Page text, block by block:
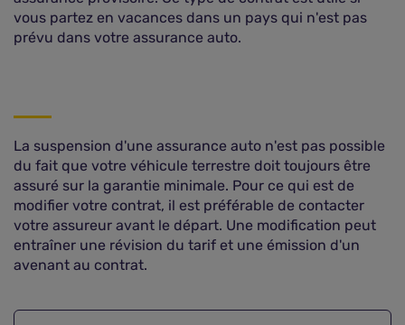
vous partez en vacances dans un pays qui n'est pas
prévu dans votre assurance auto.
La suspension d'une assurance auto n'est pas possible
du fait que votre véhicule terrestre doit toujours être
assuré sur la garantie minimale. Pour ce qui est de
modifier votre contrat, il est préférable de contacter
votre assureur avant le départ. Une modification peut
entraîner une révision du tarif et une émission d'un
avenant au contrat.